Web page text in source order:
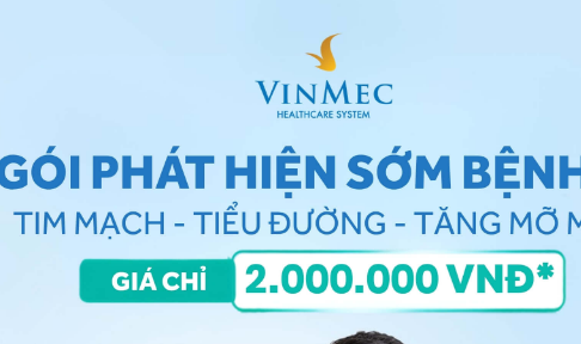
kèm sốt là do bệnh gì?
gặp trong các trường hợp như nhiễm lạnh, tác dụng phụ
suy giáp, hạ đường huyết, suy dưỡng, rối loạn cảm
sĩ chuyên khoa nội khám, chẩn đoán chính xác nguyên
nhé.
kèm sốt, bạn có thể đến bệnh viện thuộc
tư vấn thêm. Cảm ơn bạn đã tin tưởng và gửi câu hỏi đến